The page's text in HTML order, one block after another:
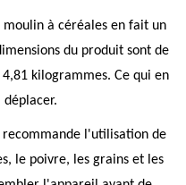
moulin à céréales en fait un
du produit sont de
kilogrammes. Ce qui en
l'utilisation de
le poivre, les grains et les